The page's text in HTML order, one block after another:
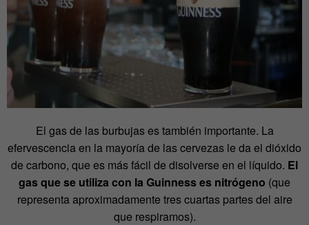
El gas de las burbujas es también importante. La
efervescencia en la mayoría de las cervezas le da el dióxido
de carbono, que es más fácil de disolverse en el líquido. El
gas que se utiliza con la Guinness es nitrógeno (que
representa aproximadamente tres cuartas partes del aire
que respiramos).